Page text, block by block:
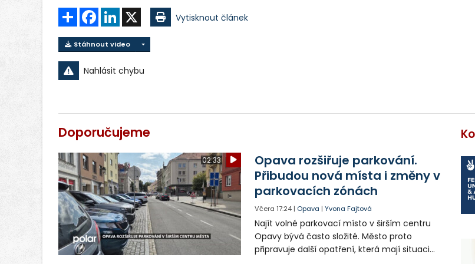
Sdílet FacebookLinkedIn Vytisknout článek
Stáhnout video
Nahlásit chybu
Doporučujeme
02:33
Opava rozšiřuje parkování.
Přibudou nová místa i změny v
parkovacích zónách
Včera 17:24 | Opava |Yvona Fajtová
Najít volné parkovací místo v širším centru
Opavy bývá často složité. Město proto
připravuje další opatření, která mají situaci